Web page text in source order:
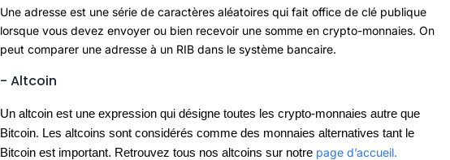
Une adresse est une série de caractères aléatoires qui fait office de clé publique
lorsque vous devez envoyer ou bien recevoir une somme en crypto-monnaies. On
peut comparer une adresse à un RIB dans le système bancaire.
- Altcoin
Un altcoin est une expression qui désigne toutes les crypto-monnaies autre que
Bitcoin. Les altcoins sont considérés comme des monnaies alternatives tant le
Bitcoin est important. Retrouvez tous nos altcoins sur notre page d’accueil.